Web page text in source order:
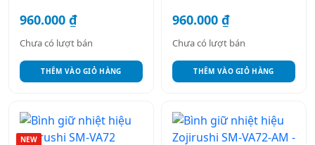
960.000 ₫
Chưa có lượt bán
THÊM VÀO GIỎ HÀNG
960.000 ₫
Chưa có lượt bán
THÊM VÀO GIỎ HÀNG
NEW
Sản
phẩm